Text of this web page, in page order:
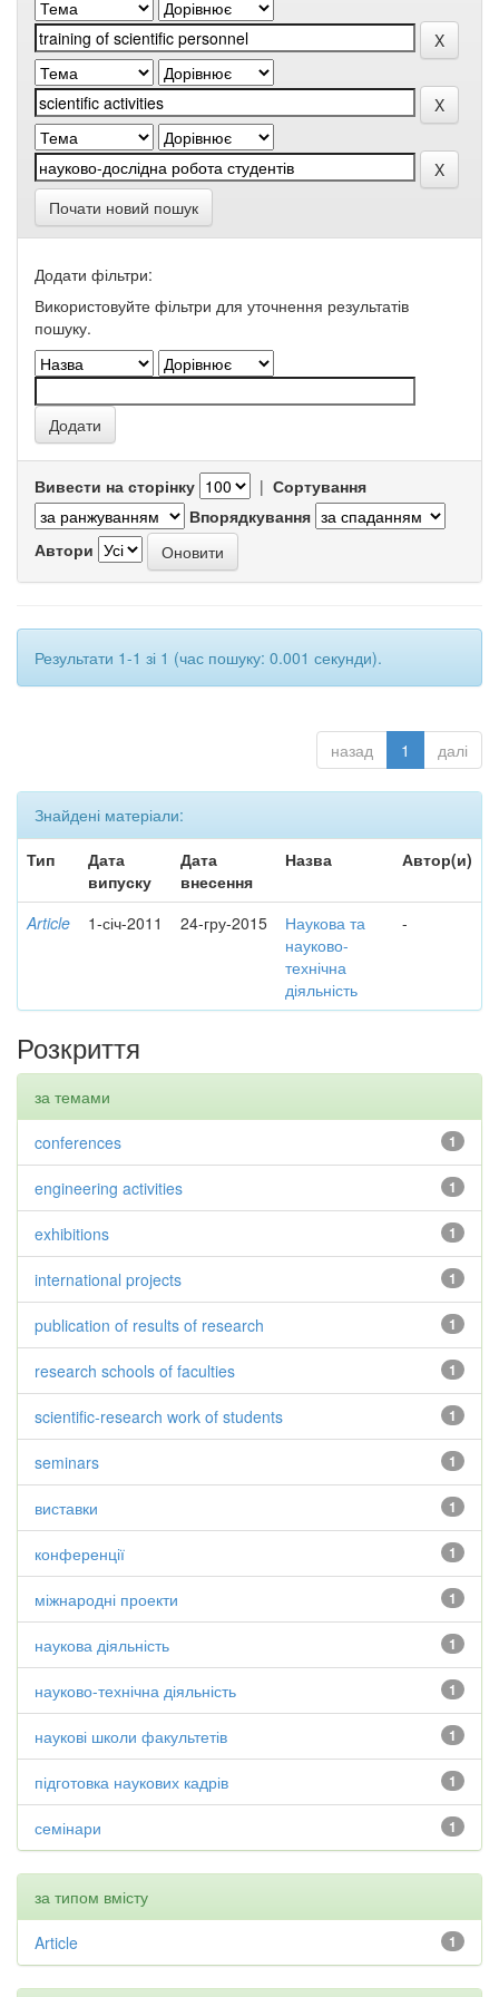
Почати новий пошук
Додати фільтри:
Використовуйте фільтри для уточнення результатів
пошуку.
Вивести на сторінку | Сортування
Впорядкування
Автори
Результати 1-1 зі 1 (час пошуку: 0.001 секунди).
назад 1 далі
Знайдені матеріали:
Тип
Дата
випуску
Дата
внесення
Назва Автор(и)
Article 1-січ-2011 24-гру-2015
Наукова та
науково-
технічна
діяльність
-
Розкриття
за темами
1
conferences
1
engineering activities
1
exhibitions
1
international projects
1
publication of results of research
1
research schools of faculties
1
scientific-research work of students
1
seminars
1
виставки
1
конференції
1
міжнародні проекти
1
наукова діяльність
1
науково-технічна діяльність
1
наукові школи факультетів
1
підготовка наукових кадрів
1
семінари
за типом вмісту
1
Article